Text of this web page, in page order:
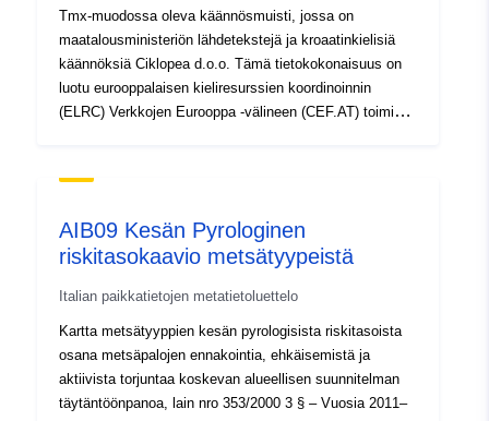
Tmx-muodossa oleva käännösmuisti, jossa on
maatalousministeriön lähdetekstejä ja kroaatinkielisiä
käännöksiä Ciklopea d.o.o. Tämä tietokokonaisuus on
luotu eurooppalaisen kieliresurssien koordinoinnin
(ELRC) Verkkojen Eurooppa -välineen (CEF.AT) toimien
AIB09 Kesän Pyrologinen
riskitasokaavio metsätyypeistä
Italian paikkatietojen metatietoluettelo
Kartta metsätyyppien kesän pyrologisista riskitasoista
osana metsäpalojen ennakointia, ehkäisemistä ja
aktiivista torjuntaa koskevan alueellisen suunnitelman
täytäntöönpanoa, lain nro 353/2000 3 § – Vuosia 2011–